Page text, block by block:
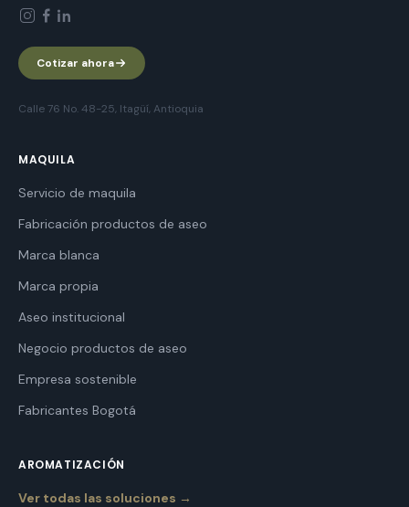
Cotizar ahora
Calle 76 No. 48-25, Itagüí, Antioquia
MAQUILA
Servicio de maquila
Fabricación productos de aseo
Marca blanca
Marca propia
Aseo institucional
Negocio productos de aseo
Empresa sostenible
Fabricantes Bogotá
AROMATIZACIÓN
Ver todas las soluciones →